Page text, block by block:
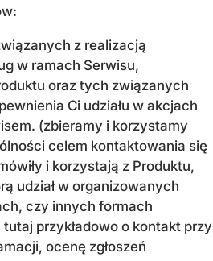
z realizacją
w ramach Serwisu,
oraz tych związanych
Ci udziału w akcjach
(zbieramy i korzystamy
celem kontaktowania się
i korzystają z Produktu,
udział w organizowanych
czy innych formach
przykładowo o kontakt przy
ocenę zgłoszeń